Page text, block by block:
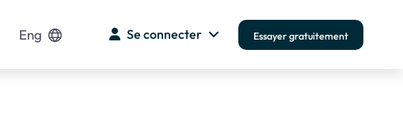
Eng Se connecter Essayer gratuitement